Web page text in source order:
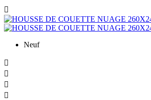

Neuf



